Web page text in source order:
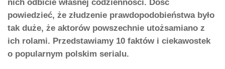
nich odbicie własnej codzienności. Dość
powiedzieć, że złudzenie prawdopodobieństwa było
tak duże, że aktorów powszechnie utożsamiano z
ich rolami. Przedstawiamy 10 faktów i ciekawostek
o popularnym polskim serialu.